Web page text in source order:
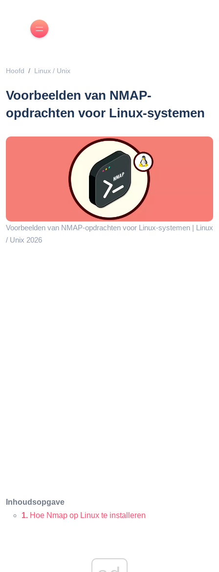
Hoofd Linux / Unix
Voorbeelden van NMAP-
opdrachten voor Linux-systemen
Voorbeelden van NMAP-opdrachten voor Linux-systemen | Linux
/ Unix 2026
Inhoudsopgave
1. Hoe Nmap op Linux te installeren